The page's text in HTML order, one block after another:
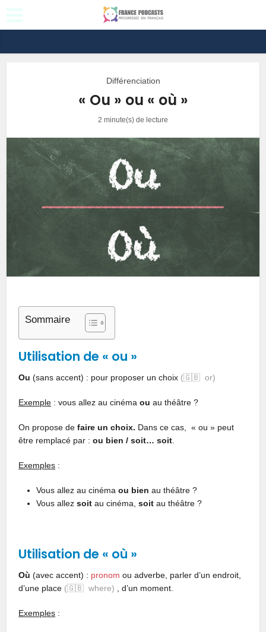
Différenciation
« Ou » ou « où »
2 minute(s) de lecture
Sommaire
Utilisation de « ou »
Ou (sans accent) : pour proposer un choix (🇬🇧 or)
Exemple : vous allez au cinémaou au théâtre ?
On propose defaire un choix. Dans ce cas, « ou » peut
être remplacé par :ou bien / soit… soit
Exemples :
Vous allez au cinémaou bienau théâtre ?
Vous allezsoit au cinéma,soit au théâtre ?
Utilisation de « où »
Où (avec accent) : pronom ou adverbe, parler d’un endroit,
d’une place (🇬🇧 where) , d’un moment.
Exemples :